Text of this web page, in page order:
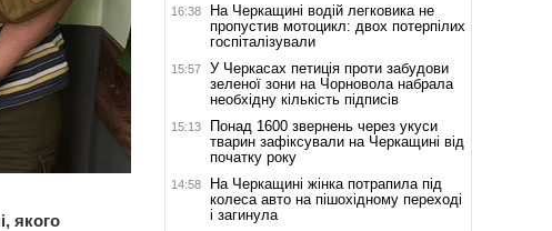
якого
16:38
На Черкащині водій легковика не
пропустив мотоцикл: двох потерпілих
госпіталізували
15:57
У Черкасах петиція проти забудови
зеленої зони на Чорновола набрала
необхідну кількість підписів
15:13
Понад 1600 звернень через укуси
тварин зафіксували на Черкащині від
початку року
14:58
На Черкащині жінка потрапила під
колеса авто на пішохідному переході
і загинула